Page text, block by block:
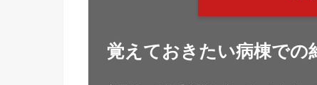
覚えておきたい病棟での